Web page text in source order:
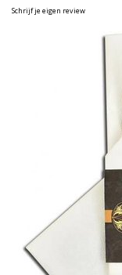
Schrijf je eigen review